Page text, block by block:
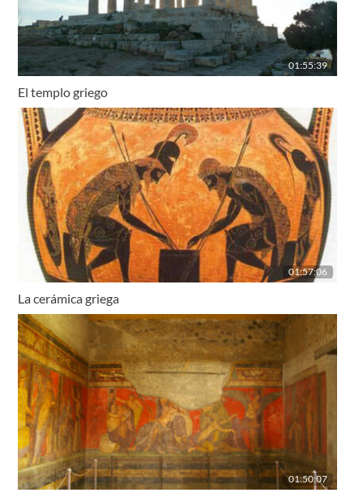
01:55:39
El templo griego
01:57:06
La cerámica griega
01:50:07